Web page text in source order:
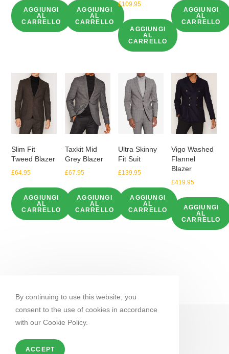
AGGIUNGI
AL
CARRELLO
AGGIUNGI
AL
CARRELLO
£109.95
AGGIUNGI
AL
CARRELLO
AGGIUNGI
AL
CARRELLO
Slim Fit
Tweed Blazer
£64.95
AGGIUNGI
AL
CARRELLO
Taxkit Mid
Grey Blazer
£67.95
AGGIUNGI
AL
CARRELLO
Ultra Skinny
Fit Suit
£139.95
AGGIUNGI
AL
CARRELLO
Vigo Washed
Flannel
Blazer
£419.95
AGGIUNGI
AL
CARRELLO
By continuing to use this website, you
consent to the use of cookies in accordance
with our Cookie Policy.
ACCEPT